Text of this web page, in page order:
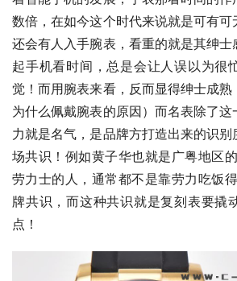
数倍，在如今这个时代来说就是可有可
还会有人入手腕表，看重的就是其绅
起手机看时间，总是会让人误以为很
觉！而用腕表来看，反而显得绅士成
为什么佩戴腕表的原因）而名表除了
力就是名气，是品牌方打造出来的识
场共识！例如黄子华也就是广粤地区
劳力士的人，通常都不是靠劳力吃饭
牌共识，而这种共识就是复刻表要撬
点！